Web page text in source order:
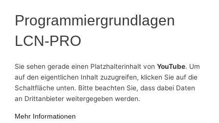
Programmiergrundlagen
LCN-PRO
Sie sehen gerade einen Platzhalterinhalt von YouTube. Um
auf den eigentlichen Inhalt zuzugreifen, klicken Sie auf die
Schaltfläche unten. Bitte beachten Sie, dass dabei Daten
an Drittanbieter weitergegeben werden.
Mehr Informationen